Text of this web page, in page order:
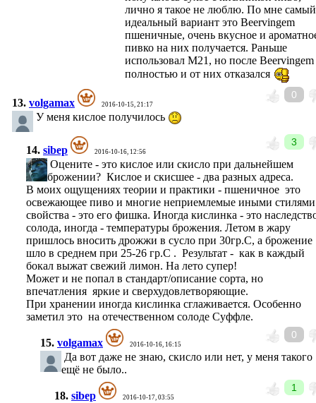
лично я такое не люблю. По мне самый
идеальный вариант это Beervingem
пшеничные, очень вкусное и
пивко на них получается. Раньше
использовал М21, но после Beervingem
полностью и от них отказался
0
13. volgamax 2016-10-15, 21:17
У меня кислое получилось
3
14. sibep 2016-10-16, 12:56
Оцените - это кислое или скисло при дальнейшем
брожении? Кислое и скисшее - два разных адреса.
В моих ощущениях теории и практики - пшеничное это
освежающее пиво и многие неприемлемые иными
свойства - это его фишка. Иногда кислинка - это
солода, иногда - температуры брожения. Летом в жару
пришлось вносить дрожжи в сусло при 30гр.С, а брожение
шло в среднем при 25-26 гр.С . Результат - как в каждый
бокал выжат свежий лимон. На лето супер!
Может и не попал в стандарт/описание сорта, но
впечатления яркие и сверхудовлетворяющие.
При хранении иногда кислинка сглаживается. Особенно
заметил это на отечественном солоде Суффле.
0
15. volgamax 2016-10-16, 16:15
Да вот даже не знаю, скисло или нет, у меня такого
ещё не было..
1
18. sibep 2016-10-17, 03:55